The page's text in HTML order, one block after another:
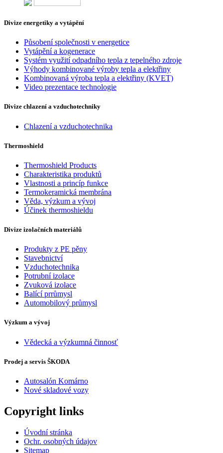
Divize energetiky a vytápění
Působení společnosti v energetice
Vytápění a kogenerace
Systém využití odpadního tepla z tepelného zdroje
Výhody kombinované výroby tepla a elektřiny
Kombinovaná výroba tepla a elektřiny (KVET)
Video prezentace technologie
Divize chlazení a vzduchotechniky
Chlazení a vzduchotechnika
Thermoshield
Thermoshield Products
Charakteristika produktů
Vlastnosti a princíp funkce
Termokeramická membrána
Věda, výzkum a vývoj
Účinek thermoshieldu
Divize izolačních materiálů
Produkty z PE pěny
Stavebnictví
Vzduchotechnika
Potrubní izolace
Zvuková izolace
Balící prrůmysl
Automobilový průmysl
Výzkum a vývoj
Vědecká a výzkumná činnosť
Prodej a servis ŠKODA
Autosalón Komárno
Nové skladové vozy
Copyright links
Úvodní stránka
Ochr. osobných údajov
Sitemap